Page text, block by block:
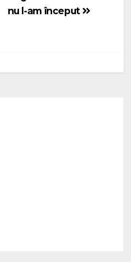
nu l-am început